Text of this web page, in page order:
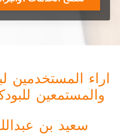
اراء المستخدمين
والمستمعين
سعيد بن